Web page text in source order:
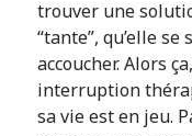
trouver une
“tante”, qu’elle
accoucher. Alors
interruption
sa vie est en jeu.